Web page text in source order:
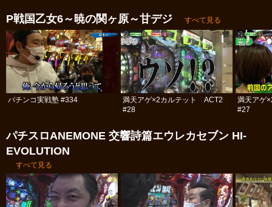
P戦国乙女6～暁の関ヶ原～甘デジ すべて見る
パチンコ実戦塾 #334
満天アゲ×2カルテット ACT2
#28
満天アゲ
#27
パチスロANEMONE 交響詩篇エウレカセブン HI‐
EVOLUTION
すべて見る